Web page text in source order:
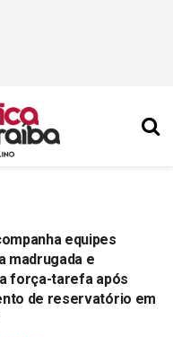
equipes
madrugada e
força-tarefa após
de reservatório em